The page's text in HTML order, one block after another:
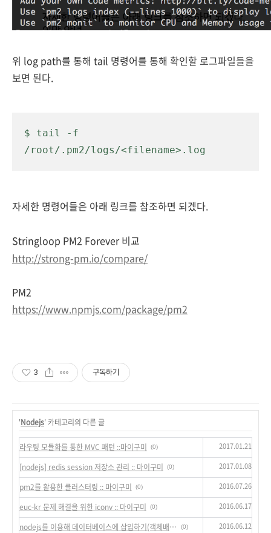
위 log path를 통해 tail 명령어를 통해 확인할 로그파일들을
보면 된다.
$ tail -f
/root/.pm2/logs/<filename>.log
자세한 명령어들은 아래 링크를 참조하면 되겠다.
Stringloop PM2 Forever 비교
http://strong-pm.io/compare/
PM2
https://www.npmjs.com/package/pm2
3 구독하기
'Nodejs' 카테고리의 다른 글
라우팅 모듈화를 통한 MVC 패턴 ::마이구미 (0) 2017.01.21
[nodejs] redis session 저장소 관리 :: 마이구미 (0) 2017.01.08
pm2를 활용한 클러스터링 :: 마이구미 (0) 2016.07.26
euc-kr 문제 해결을 위한 iconv :: 마이구미 (0) 2016.06.17
nodejs를 이용해 데이터베이스에 삽입하기(객체배열) (0) 2016.06.12